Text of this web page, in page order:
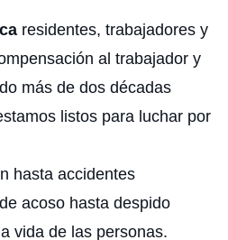
residentes, trabajadores y
al trabajador y
más de dos décadas
listos para luchar por
hasta accidentes
acoso hasta despido
vida de las personas.